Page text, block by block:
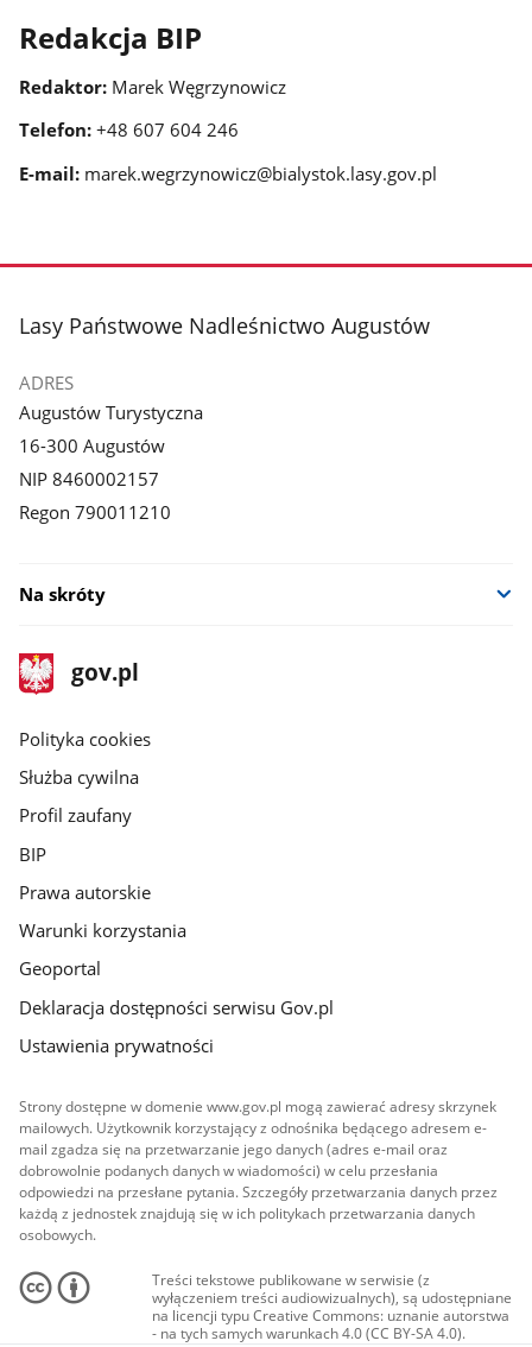
Redakcja BIP
Redaktor: Marek Węgrzynowicz
Telefon: +48 607 604 246
E-mail: marek.wegrzynowicz@bialystok.lasy.gov.pl
stopka
Lasy Państwowe Nadleśnictwo Augustów
ADRES
Augustów Turystyczna
16-300 Augustów
NIP 8460002157
Regon 790011210
Na skróty
stopka
gov.pl
Strona
gov.pl
gov.pl
Polityka cookies
Służba cywilna
Profil zaufany
BIP
Prawa autorskie
Warunki korzystania
Geoportal
Deklaracja dostępności serwisu Gov.pl
Ustawienia prywatności
Strony dostępne w domenie www.gov.pl mogą zawierać adresy skrzynek
mailowych. Użytkownik korzystający z odnośnika będącego adresem e-
mail zgadza się na przetwarzanie jego danych (adres e-mail oraz
dobrowolnie podanych danych w wiadomości) w celu przesłania
odpowiedzi na przesłane pytania. Szczegóły przetwarzania danych przez
każdą z jednostek znajdują się w ich politykach przetwarzania danych
osobowych.
Treści tekstowe publikowane w serwisie (z
wyłączeniem treści audiowizualnych), są udostępniane
na licencji typu Creative Commons: uznanie autorstwa
- na tych samych warunkach 4.0 (CC BY-SA 4.0).